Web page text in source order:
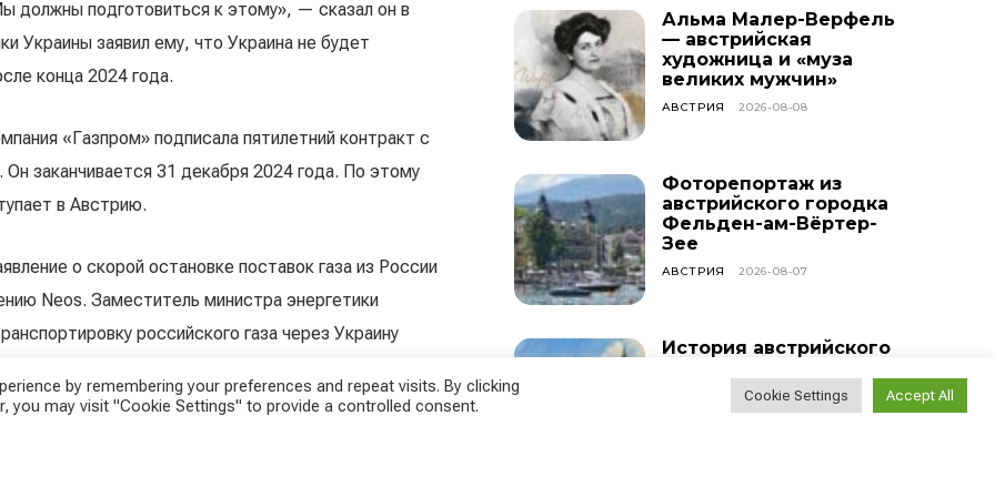
должны подготовиться к этому», — сказал он в
Украины заявил ему, что Украина не будет
конца 2024 года.
«Газпром» подписала пятилетний контракт с
Он заканчивается 31 декабря 2024 года. По этому
в Австрию.
о скорой остановке поставок газа из России
Neos. Заместитель министра энергетики
российского газа через Украину
Альма Малер-Верфель
— австрийская
художница и «муза
великих мужчин»
АВСТРИЯ 2026-08-08
Фоторепортаж из
австрийского городка
Фельден-ам-Вёртер-
Зее
АВСТРИЯ 2026-08-07
История австрийского
2026-08-06
by remembering your preferences and repeat visits. By clicking
you may visit "Cookie Settings" to provide a controlled consent.
Cookie Settings Accept All